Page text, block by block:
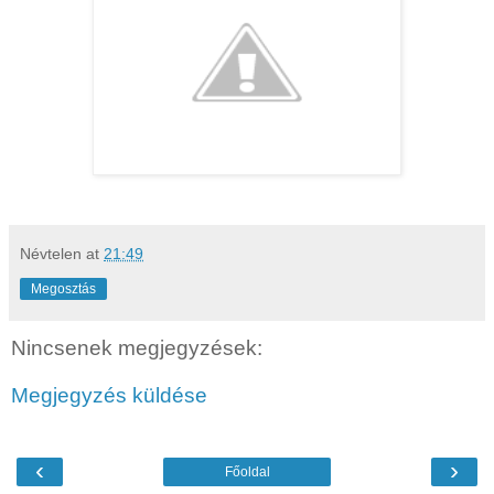
Névtelen at 21:49
Megosztás
Nincsenek megjegyzések:
Megjegyzés küldése
‹ ›
Főoldal